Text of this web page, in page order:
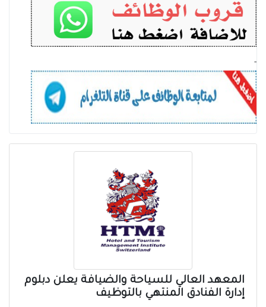
-
المعهد العالي للسياحة والضيافة يعلن دبلوم
إدارة الفنادق المنتهي بالتوظيف